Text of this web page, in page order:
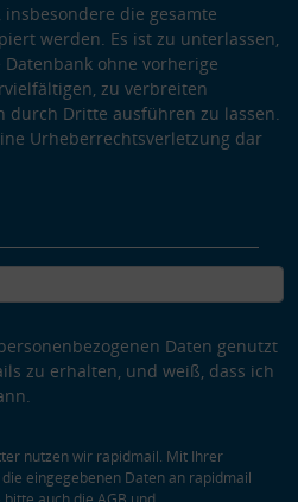
die gesamte
werden. Es ist zu unterlassen,
ohne vorherige
zu verbreiten
Dritte ausführen zu lassen.
Urheberrechtsverletzung dar
Daten genutzt
zu erhalten, und weiß, dass ich
nutzen wir rapidmail. Mit Ihrer
eingegebenen Daten an rapidmail